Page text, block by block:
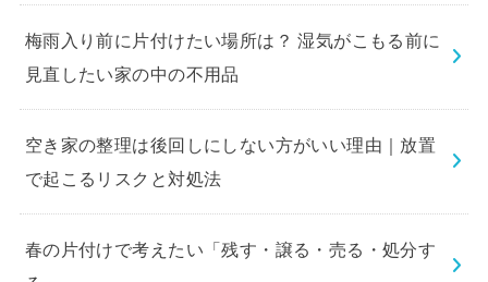
梅雨入り前に片付けたい場所は？ 湿気がこもる前に
見直したい家の中の不用品
空き家の整理は後回しにしない方がいい理由｜放置
で起こるリスクと対処法
春の片付けで考えたい「残す・譲る・売る・処分す